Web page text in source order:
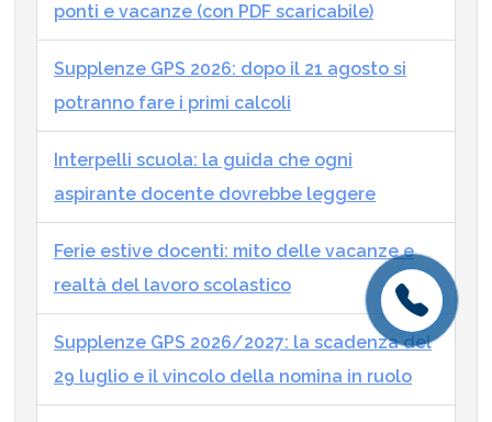
ponti e vacanze (con PDF scaricabile)
Supplenze GPS 2026: dopo il 21 agosto si
potranno fare i primi calcoli
Interpelli scuola: la guida che ogni
aspirante docente dovrebbe leggere
Ferie estive docenti: mito delle vacanze e
realtà del lavoro scolastico
Supplenze GPS 2026/2027: la scadenza del
29 luglio e il vincolo della nomina in ruolo